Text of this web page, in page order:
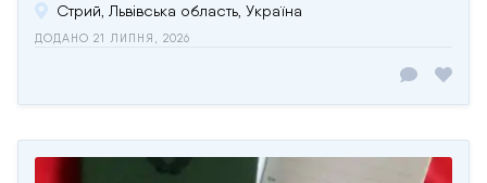
Стрий, Львівська область, Україна
ДОДАНО 21 ЛИПНЯ, 2026